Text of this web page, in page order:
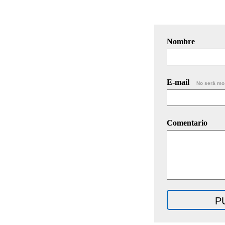
Nombre
E-mail No será
Comentario